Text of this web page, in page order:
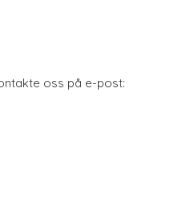
oss på e-post: